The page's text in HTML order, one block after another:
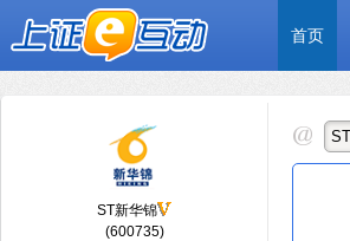
首页
ST新华锦
(600735)